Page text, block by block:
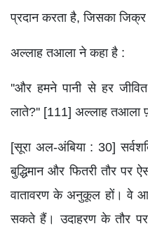
प्रदान करता है, जिसका
अल्लाह तआला ने कहा है :
''और हमने पानी से हर
लाते?'' [111] अल्लाह तआला
[सूरा अल-अंबिया : 30]
बुद्धिमान और फितरी तौर
वातावरण के अनुकूल हों। वे
सकते हैं। उदाहरण के तौर